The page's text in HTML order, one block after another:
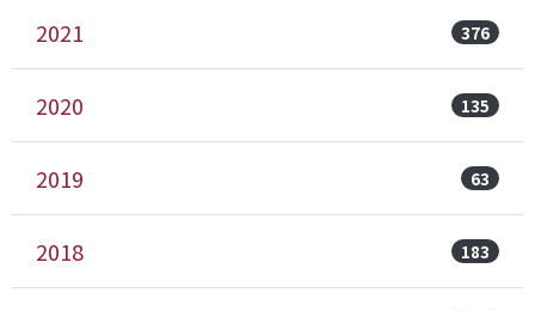
2021 376
2020 135
2019 63
2018 183